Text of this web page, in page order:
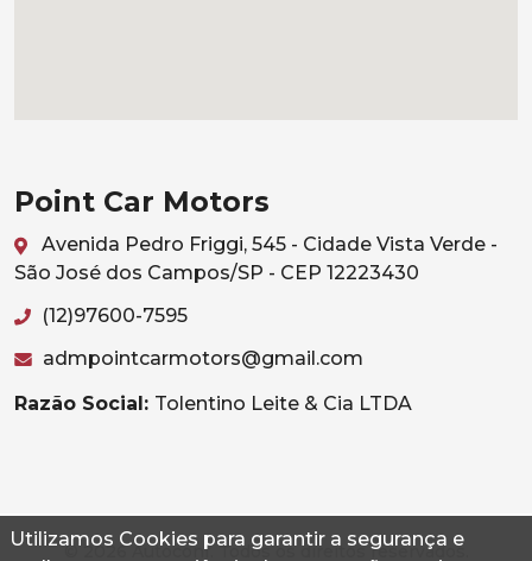
Utilizamos Cookies para garantir a segurança e
Point Car Motors
Avenida Pedro Friggi, 545 - Cidade Vista Verde -
São José dos Campos/SP - CEP 12223430
(12)97600-7595
admpointcarmotors@gmail.com
Razão Social: Tolentino Leite & Cia LTDA
© 2026 Autoconf. Todos os direitos reservados.